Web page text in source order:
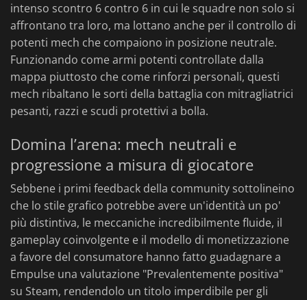
intenso scontro 6 contro 6 in cui le squadre non solo si
affrontano tra loro, ma lottano anche per il controllo di
potenti mech che compaiono in posizione neutrale.
Funzionando come armi potenti controllate dalla
mappa piuttosto che come rinforzi personali, questi
mech ribaltano le sorti della battaglia con mitragliatrici
pesanti, razzi e scudi protettivi a bolla.
Domina l’arena: mech neutrali e
progressione a misura di giocatore
Sebbene i primi feedback della community sottolineino
che lo stile grafico potrebbe avere un'identità un po'
più distintiva, le meccaniche incredibilmente fluide, il
gameplay coinvolgente e il modello di monetizzazione
a favore del consumatore hanno fatto guadagnare a
Empulse una valutazione "Prevalentemente positiva"
su Steam, rendendolo un titolo imperdibile per gli